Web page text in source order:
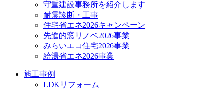
守重建設事務所を紹介します
耐震診断・工事
住宅省エネ2026キャンペーン
先進的窓リノベ2026事業
みらいエコ住宅2026事業
給湯省エネ2026事業
施工事例
LDKリフォーム